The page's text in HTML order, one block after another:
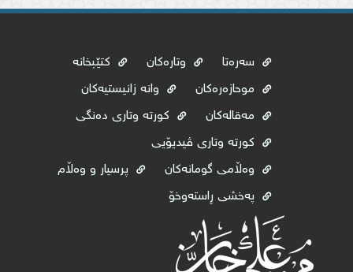
سەرەتا وتارەکان
کتێبخانە
موحازەرەکان
وانە زانیستیەکان
مەقالەکان
کورتە وتاری دەنگی
کورتە وتاری ڤیدیۆیی
وه‌ڵامی گومانه‌كان
پرسیار و وەڵام
پەخشی ڕاستەوخۆ